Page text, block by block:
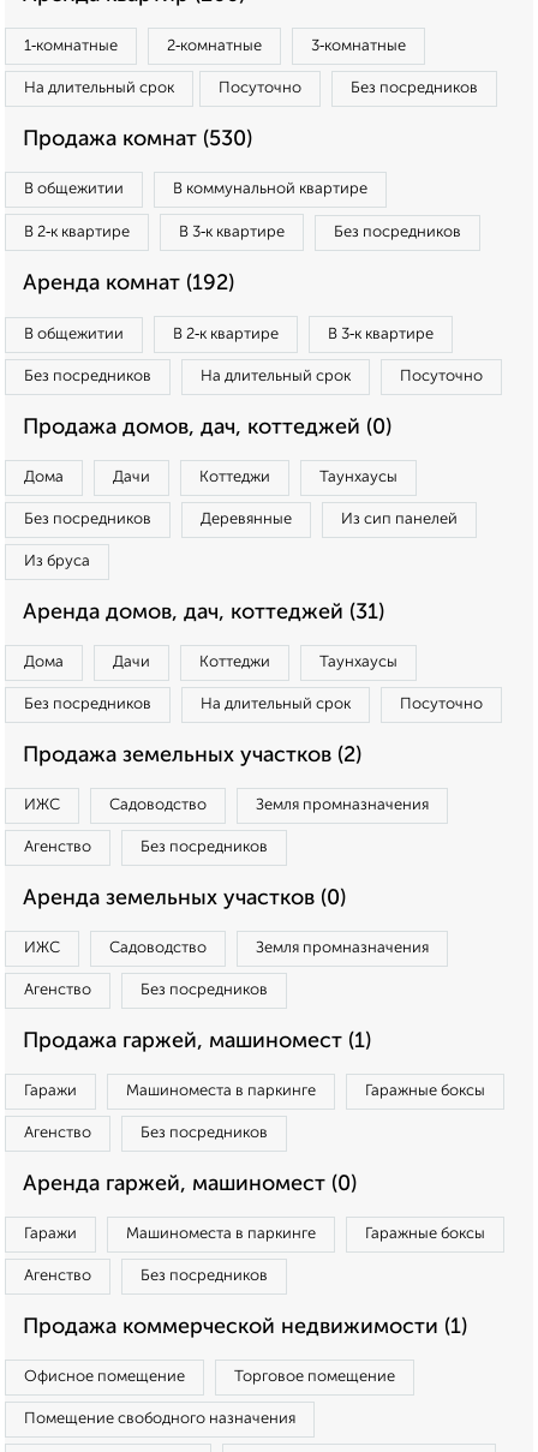
1‑комнатные 2‑комнатные 3‑комнатные
На длительный срок Посуточно Без посредников
Продажа комнат (530)
В общежитии В коммунальной квартире
В 2‑к квартире В 3‑к квартире Без посредников
Аренда комнат (192)
В общежитии В 2‑к квартире В 3‑к квартире
Без посредников На длительный срок Посуточно
Продажа домов, дач, коттеджей (0)
Дома Дачи Коттеджи Таунхаусы
Без посредников Деревянные Из сип панелей
Из бруса
Аренда домов, дач, коттеджей (31)
Дома Дачи Коттеджи Таунхаусы
Без посредников На длительный срок Посуточно
Продажа земельных участков (2)
ИЖС Садоводство Земля промназначения
Агенство Без посредников
Аренда земельных участков (0)
ИЖС Садоводство Земля промназначения
Агенство Без посредников
Продажа гаржей, машиномест (1)
Гаражи Машиноместа в паркинге Гаражные боксы
Агенство Без посредников
Аренда гаржей, машиномест (0)
Гаражи Машиноместа в паркинге Гаражные боксы
Агенство Без посредников
Продажа коммерческой недвижимости (1)
Офисное помещение Торговое помещение
Помещение свободного назначения